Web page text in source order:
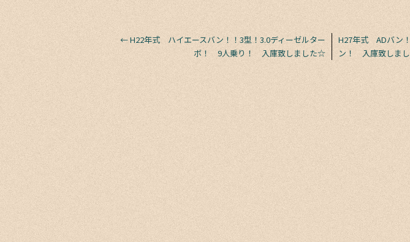
←H22年式 ハイエースバン！！3型！3.0ディーゼルター
ボ！ 9人乗り！ 入庫致しました☆
H27年式 ADバン
ン！ 入庫致しま